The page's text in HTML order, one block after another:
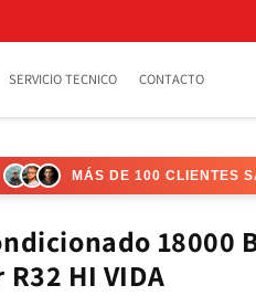
SERVICIO TECNICO CONTACTO
MÁS DE 100 CLIENTES
18000
HI VIDA